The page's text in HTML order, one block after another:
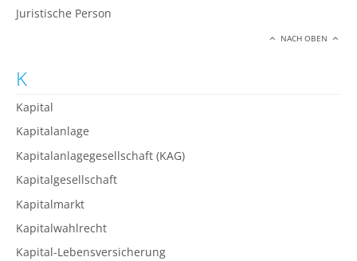
Juristische Person
NACH OBEN
K
Kapital
Kapitalanlage
Kapitalanlagegesellschaft (KAG)
Kapitalgesellschaft
Kapitalmarkt
Kapitalwahlrecht
Kapital-Lebensversicherung